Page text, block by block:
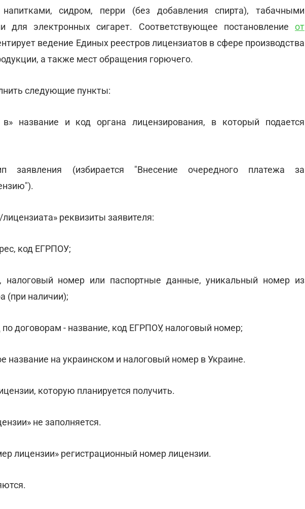
сидром, перри (без добавления спирта), табачными
для электронных сигарет. Соответствующее постановление от
ведение Единых реестров лицензиатов в сфере производства
а также мест обращения горючего.
следующие пункты:
в» название и код органа лицензирования, в который подается
заявления (избирается "Внесение очередного платежа за
реквизиты заявителя:
код ЕГРПОУ;
номер или паспортные данные, уникальный номер из
(при наличии);
договорам - название, код ЕГРПОУ, налоговый номер;
название на украинском и налоговый номер в Украине.
которую планируется получить.
не заполняется.
лицензии» регистрационный номер лицензии.